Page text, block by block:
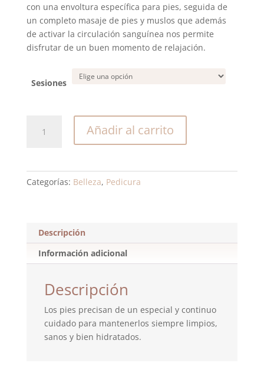
con una envoltura específica para pies, seguida de
un completo masaje de pies y muslos que además
de activar la circulación sanguínea nos permite
disfrutar de un buen momento de relajación.
Sesiones
Añadir al carrito
Categorías: Belleza, Pedicura
Descripción
Información adicional
Descripción
Los pies precisan de un especial y continuo
cuidado para mantenerlos siempre limpios,
sanos y bien hidratados.